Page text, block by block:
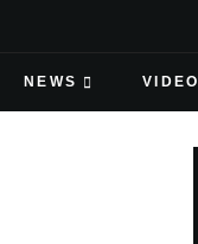
NEWS VIDEO